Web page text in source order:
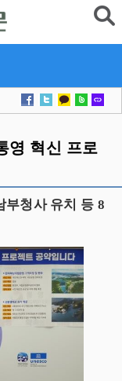
영 혁신 프로
청사 유치 등 8